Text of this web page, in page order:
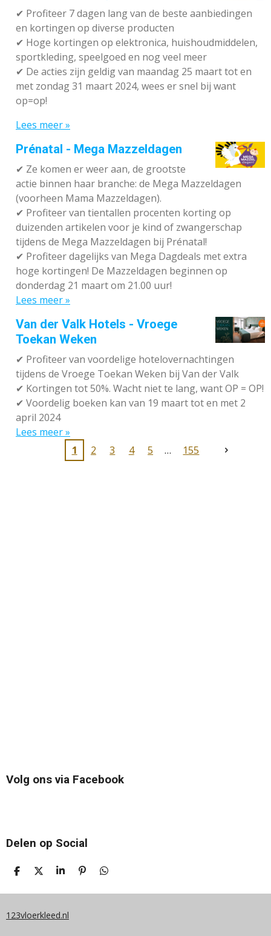
✔ Profiteer 7 dagen lang van de beste aanbiedingen
en kortingen op diverse producten
✔ Hoge kortingen op elektronica, huishoudmiddelen,
sportkleding, speelgoed en nog veel meer
✔ De acties zijn geldig van maandag 25 maart tot en
met zondag 31 maart 2024, wees er snel bij want
op=op!
Lees meer »
Prénatal - Mega Mazzeldagen
✔ Ze komen er weer aan, de grootste
actie binnen haar branche: de Mega Mazzeldagen
(voorheen Mama Mazzeldagen).
✔ Profiteer van tientallen procenten korting op
duizenden artikelen voor je kind of zwangerschap
tijdens de Mega Mazzeldagen bij Prénatal!
✔ Profiteer dagelijks van Mega Dagdeals met extra
hoge kortingen! De Mazzeldagen beginnen op
donderdag 21 maart om 21.00 uur!
Lees meer »
Van der Valk Hotels - Vroege
Toekan Weken
✔ Profiteer van voordelige hotelovernachtingen
tijdens de Vroege Toekan Weken bij Van der Valk
✔ Kortingen tot 50%. Wacht niet te lang, want OP = OP!
✔ Voordelig boeken kan van 19 maart tot en met 2
april 2024
Lees meer »
1
2 3 4 5 155
Volg ons via Facebook
Delen op Social
D
L
N
D
E
S
A
E
P
N
D
L
123vloerkleed.nl